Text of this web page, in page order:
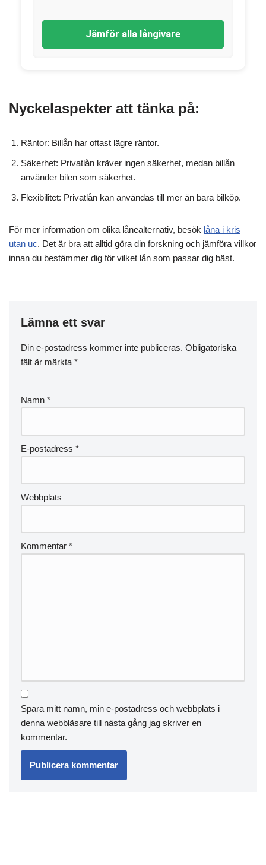
Jämför alla långivare
Nyckelaspekter att tänka på:
Räntor: Billån har oftast lägre räntor.
Säkerhet: Privatlån kräver ingen säkerhet, medan billån
använder bilen som säkerhet.
Flexibilitet: Privatlån kan användas till mer än bara bilköp.
För mer information om olika lånealternativ, besök låna i kris
utan uc. Det är bra att alltid göra din forskning och jämföra villkor
innan du bestämmer dig för vilket lån som passar dig bäst.
Lämna ett svar
Din e-postadress kommer inte publiceras. Obligatoriska
fält är märkta *
Namn *
E-postadress *
Webbplats
Kommentar *
Spara mitt namn, min e-postadress och webbplats i
denna webbläsare till nästa gång jag skriver en
kommentar.